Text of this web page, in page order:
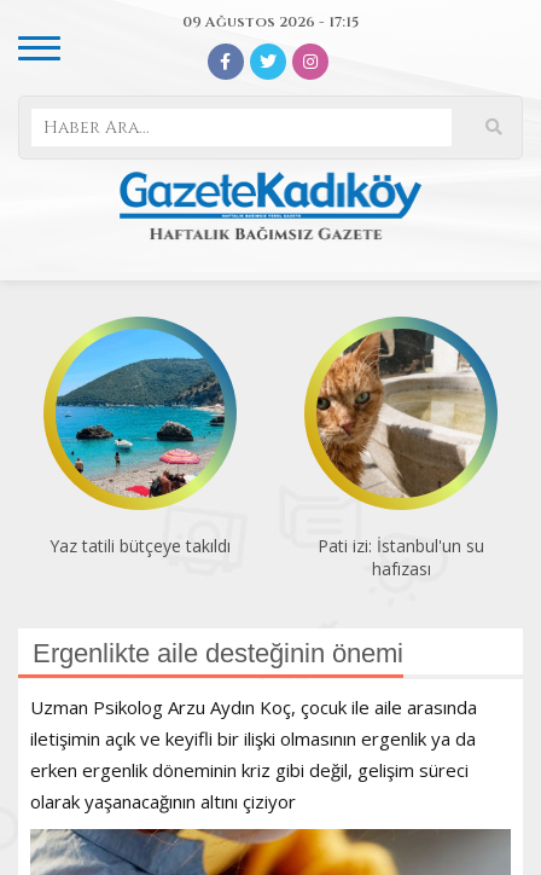
09 Ağustos 2026 - 17:15
Pati izi: İstanbul'un su
Bir gezginin gözünden
Kadıköy
Ergenlikte aile desteğinin önemi
Uzman Psikolog Arzu Aydın Koç, çocuk ile aile arasında
iletişimin açık ve keyifli bir ilişki olmasının ergenlik ya da
erken ergenlik döneminin kriz gibi değil, gelişim süreci
olarak yaşanacağının altını çiziyor